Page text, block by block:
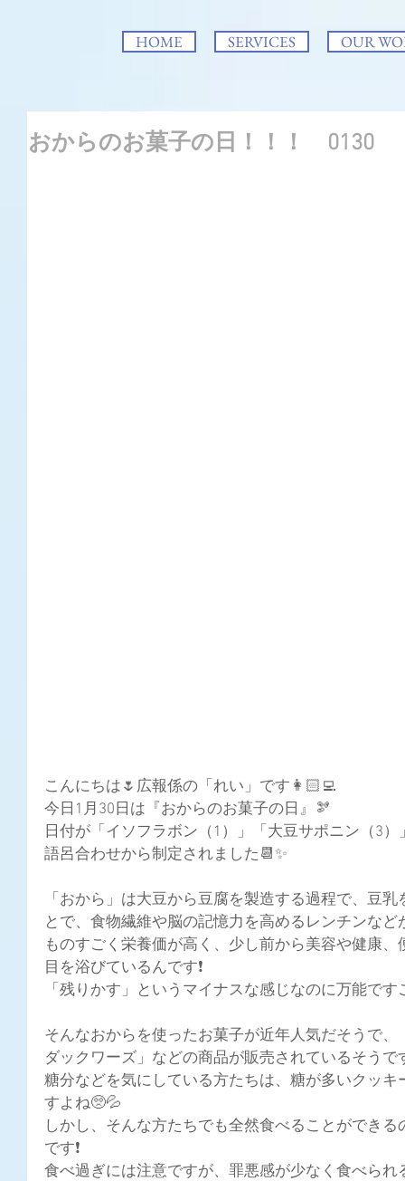
HOME SERVICES OUR
おからのお菓子の日！！！ 0130
こんにちは🌷広報係の「れい」です👩🏻‍💻
今日1月30日は『おからのお菓子の日』🫘
日付が「イソフラボン（1）」「大豆サポニン（3
語呂合わせから制定されました📆✨
「おから」は大豆から豆腐を製造する過程で、豆
とで、食物繊維や脳の記憶力を高めるレンチンな
ものすごく栄養価が高く、少し前から美容や健康
目を浴びているんです❗
「残りかす」というマイナスな感じなのに万能です
そんなおからを使ったお菓子が近年人気だそうで
ダックワーズ」などの商品が販売されているそうで
糖分などを気にしている方たちは、糖が多いクッ
すよね🥺💦
しかし、そんな方たちでも全然食べることができ
です❗
食べ過ぎには注意ですが、罪悪感が少なく食べら